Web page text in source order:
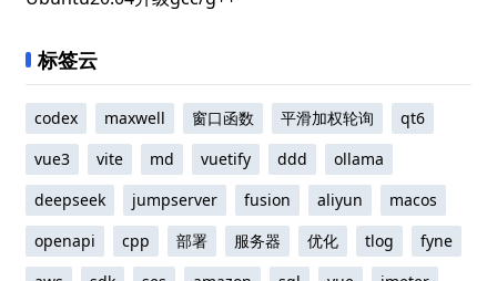
openapi
aws
sdk ses amazon sql vue
jmeter
测试
ghidra 逆向 C51 嵌入式
随机推荐
解决VM虚拟机启动后假死